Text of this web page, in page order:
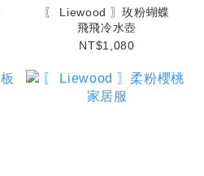
〖 Liewood 〗玫粉蝴蝶
飛飛冷水壺
NT$1,080